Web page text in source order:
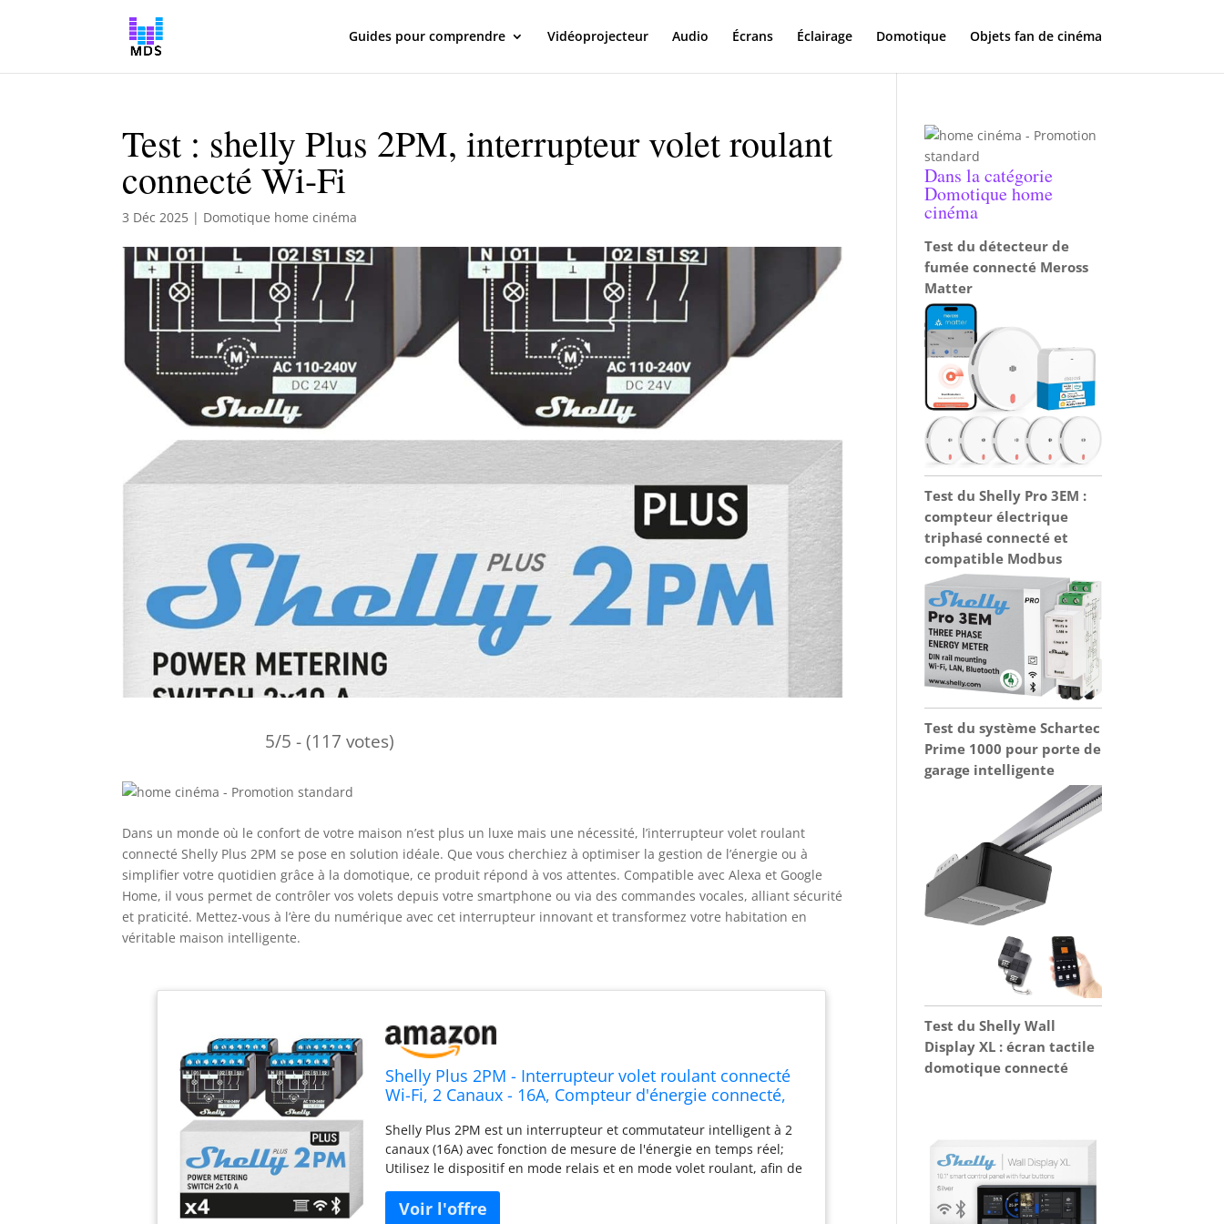
Guides pour comprendre Vidéoprojecteur Audio Écrans Éclairage Domotique Objets fan de cinéma
Test : shelly Plus 2PM, interrupteur volet roulant
connecté Wi-Fi
3 Déc 2025 | Domotique home cinéma
5/5 - (117 votes)
Dans un monde où le confort de votre maison n’est plus un luxe mais une nécessité, l’interrupteur volet roulant
connecté Shelly Plus 2PM se pose en solution idéale. Que vous cherchiez à optimiser la gestion de l’énergie ou à
simplifier votre quotidien grâce à la domotique, ce produit répond à vos attentes. Compatible avec Alexa et Google
Home, il vous permet de contrôler vos volets depuis votre smartphone ou via des commandes vocales, alliant sécurité
et praticité. Mettez-vous à l’ère du numérique avec cet interrupteur innovant et transformez votre habitation en
véritable maison intelligente.
Shelly Plus 2PM - Interrupteur volet roulant connecté
Wi-Fi, 2 Canaux - 16A, Compteur d'énergie connecté,
Android - Lot de 4
Shelly Plus 2PM est un interrupteur et commutateur intelligent à 2
canaux (16A) avec fonction de mesure de l'énergie en temps réel;
Utilisez le dispositif en mode relais et en mode volet roulant, afin de
gérer n'importe quel électroménager ou bien vos volets roulants,
rideaux ou portes en un seul clic Contrôler 2 lumières sur la même
Dans la catégorie
Domotique home
cinéma
Test du détecteur de
fumée connecté Meross
Matter
Test du Shelly Pro 3EM :
compteur électrique
triphasé connecté et
compatible Modbus
Test du système Schartec
Prime 1000 pour porte de
garage intelligente
Test du Shelly Wall
Display XL : écran tactile
domotique connecté